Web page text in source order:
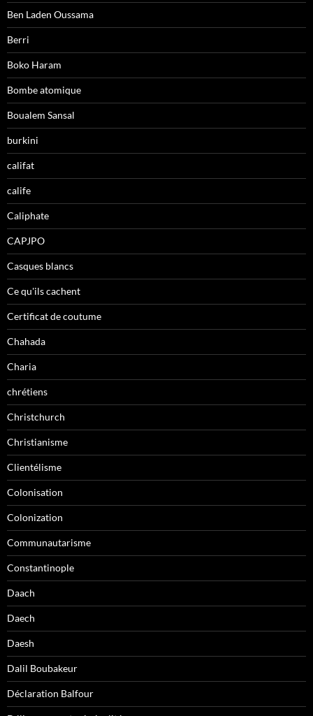
Ben Laden Oussama
Berri
Boko Haram
Bombe atomique
Boualem Sansal
burkini
califat
calife
Caliphate
CAPJPO
Casques blancs
Ce qu'ils cachent
Certificat de coutume
Chahada
Charia
chrétiens
Christchurch
Christianisme
Clientélisme
Colonisation
Colonization
Communautarisme
Constantinople
Daach
Daech
Daesh
Dalil Boubakeur
Déclaration Balfour